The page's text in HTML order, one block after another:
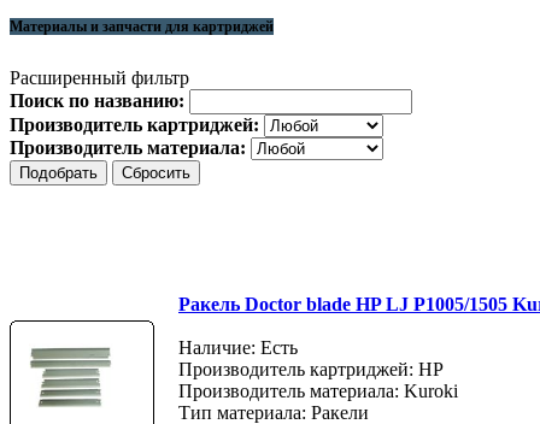
Материалы и запчасти для картриджей
Расширенный фильтр
Поиск по названию:
Производитель картриджей:
Производитель материала:
Ракель Doctor blade HP LJ P1005/1505
Наличие: Есть
Производитель картриджей: HP
Производитель материала: Kuroki
Тип материала: Ракели